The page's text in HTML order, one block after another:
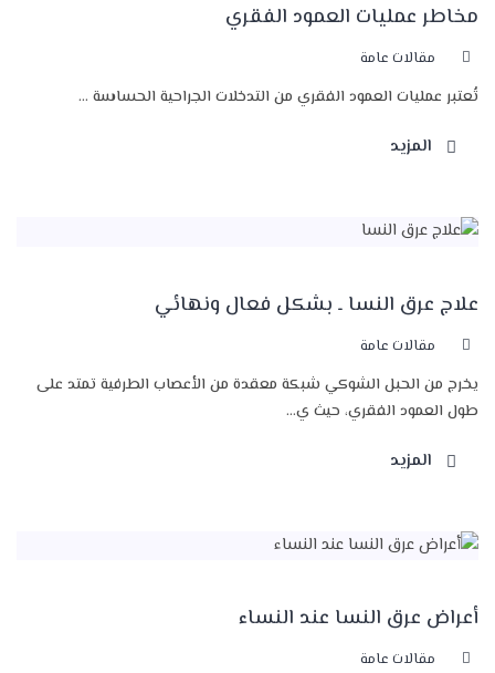
مخاطر عمليات العمود الفقري
مقالات عامة
تُعتبر عمليات العمود الفقري من التدخلات الجراحية الحساسة ...
المزيد
علاج عرق النسا ـ بشكل فعال ونهائي
مقالات عامة
يخرج من الحبل الشوكي شبكة معقدة من الأعصاب الطرفية تمتد على
طول العمود الفقري، حيث ي...
المزيد
أعراض عرق النسا عند النساء
مقالات عامة